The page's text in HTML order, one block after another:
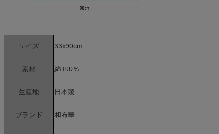
サイズ 33x90cm
素材 綿100％
生産地 日本製
ブランド 和布華